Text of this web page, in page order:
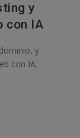
y
con IA
y
con IA.